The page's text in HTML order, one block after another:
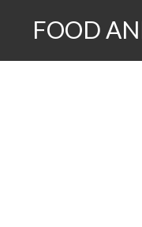
FOOD